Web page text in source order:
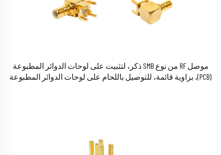
موصل RF من نوع SMB ذكر، لتثبيت على لوحات الدوائر المطبوعة
(PCB)، بزاوية قائمة، للتوصيل باللحام على لوحات الدوائر المطبوعة